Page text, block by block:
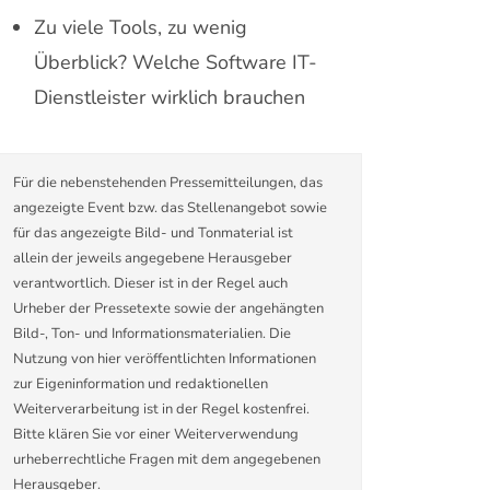
Zu viele Tools, zu wenig
Überblick? Welche Software IT-
Dienstleister wirklich brauchen
Für die nebenstehenden Pressemitteilungen, das
angezeigte Event bzw. das Stellenangebot sowie
für das angezeigte Bild- und Tonmaterial ist
allein der jeweils angegebene Herausgeber
verantwortlich. Dieser ist in der Regel auch
Urheber der Pressetexte sowie der angehängten
Bild-, Ton- und Informationsmaterialien. Die
Nutzung von hier veröffentlichten Informationen
zur Eigeninformation und redaktionellen
Weiterverarbeitung ist in der Regel kostenfrei.
Bitte klären Sie vor einer Weiterverwendung
urheberrechtliche Fragen mit dem angegebenen
Herausgeber.